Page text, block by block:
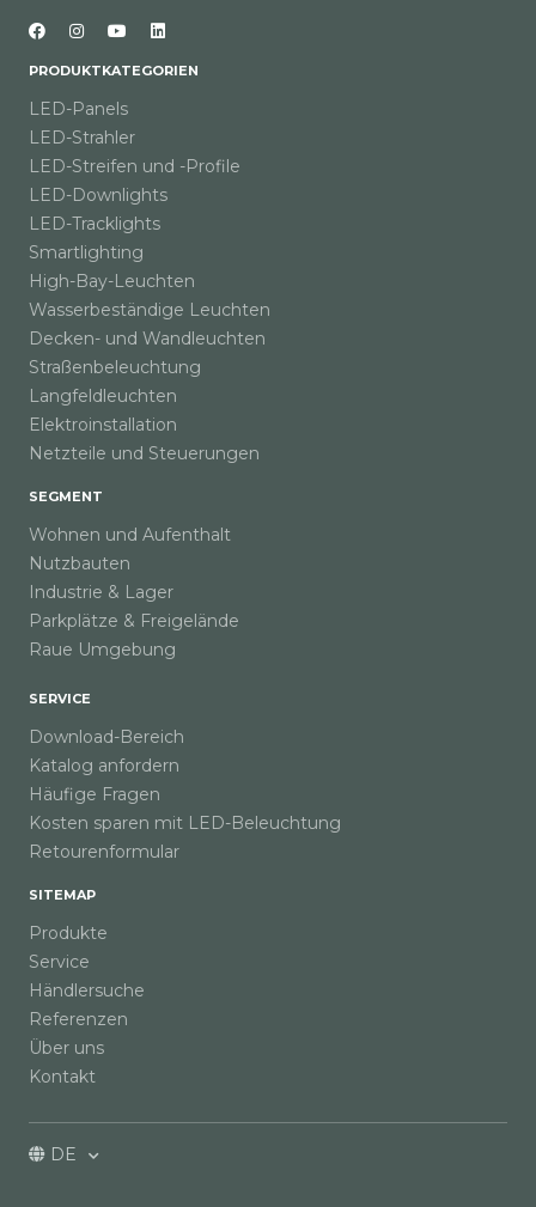
PRODUKTKATEGORIEN
LED-Panels
LED-Strahler
LED-Streifen und -Profile
LED-Downlights
LED-Tracklights
Smartlighting
High-Bay-Leuchten
Wasserbeständige Leuchten
Decken- und Wandleuchten
Straßenbeleuchtung
Langfeldleuchten
Elektroinstallation
Netzteile und Steuerungen
SEGMENT
Wohnen und Aufenthalt
Nutzbauten
Industrie & Lager
Parkplätze & Freigelände
Raue Umgebung
SERVICE
Download-Bereich
Katalog anfordern
Häufige Fragen
Kosten sparen mit LED-Beleuchtung
Retourenformular
SITEMAP
Produkte
Service
Händlersuche
Referenzen
Über uns
Kontakt
DE